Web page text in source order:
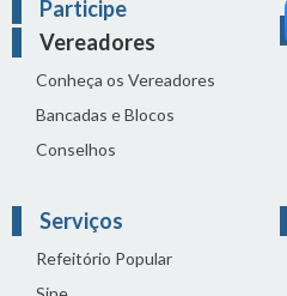
Participe
Vereadores
Conheça os Vereadores
Bancadas e Blocos
Conselhos
Serviços
Refeitório Popular